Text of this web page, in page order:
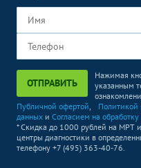
ОТПРАВИТЬ
Нажимая
указанным
Публичной офертой,
Политикой
данных и Согласием на
* Скидка до 1000 рублей на МРТ
центры диагностики в
телефону +7 (495) 363-40-76.